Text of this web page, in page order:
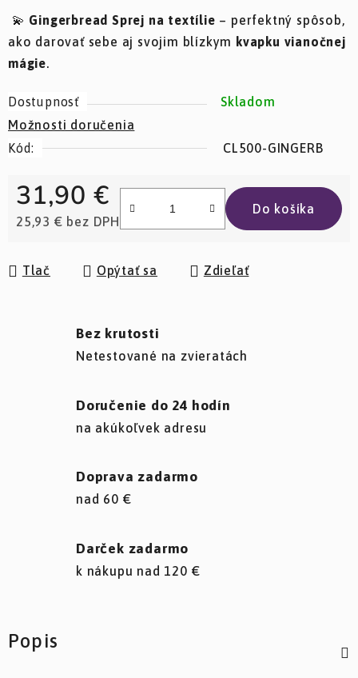
💫 Gingerbread Sprej na textílie – perfektný spôsob,
ako darovať sebe aj svojim blízkym kvapku vianočnej
mágie.
Dostupnosť
Skladom
Možnosti doručenia
Kód:
CL500-GINGERB
31,90 €
25,93 € bez DPH
Do košíka
Tlač Opýtať sa Zdieľať
Bez krutosti
Netestované na zvieratách
Doručenie do 24 hodín
na akúkoľvek adresu
Doprava zadarmo
nad 60 €
Darček zadarmo
k nákupu nad 120 €
Popis